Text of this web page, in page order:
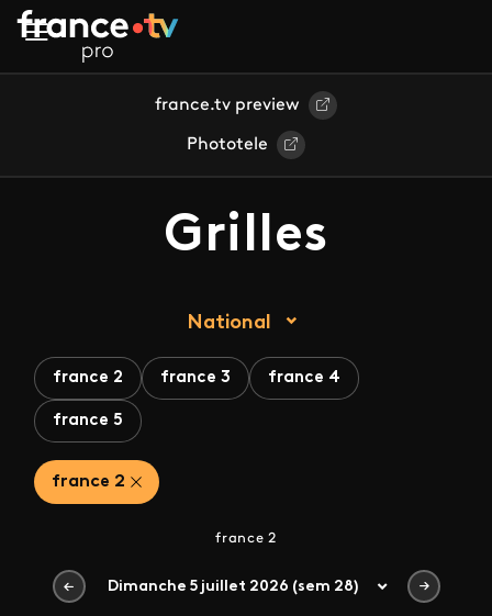
Aller au contenu principal
france.tv preview
Phototele
Grilles
National
france 2 france 3 france 4
france 5
france 2
france 2
Dimanche 5 juillet 2026 (sem 28)